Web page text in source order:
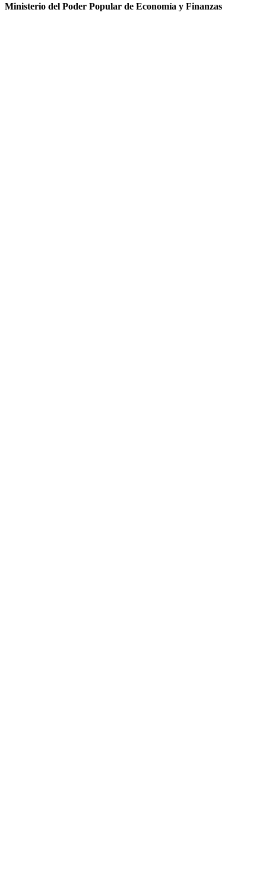
Ministerio del Poder Popular de Economía y Finanzas